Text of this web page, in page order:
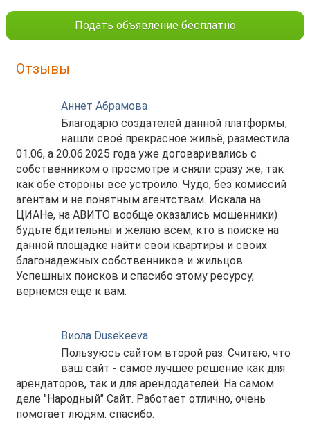
Подать объявление бесплатно
Отзывы
Аннет Абрамова
Благодарю создателей данной платформы,
нашли своё прекрасное жильё, разместила
01.06, а 20.06.2025 года уже договаривались с
собственником о просмотре и сняли сразу же, так
как обе стороны всё устроило. Чудо, без комиссий
агентам и не понятным агентствам. Искала на
ЦИАНе, на АВИТО вообще оказались мошенники)
будьте бдительны и желаю всем, кто в поиске на
данной площадке найти свои квартиры и своих
благонадежных собственников и жильцов.
Успешных поисков и спасибо этому ресурсу,
вернемся еще к вам.
Виола Dusekeeva
Пользуюсь сайтом второй раз. Считаю, что
ваш сайт - самое лучшее решение как для
арендаторов, так и для арендодателей. На самом
деле "Народный" Сайт. Работает отлично, очень
помогает людям. спасибо.